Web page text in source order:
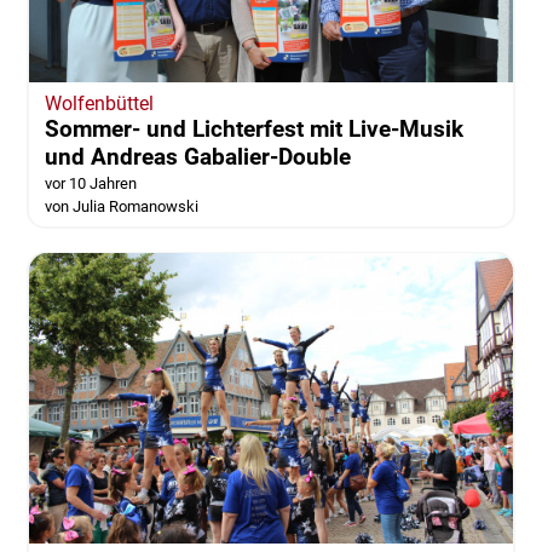
Wolfenbüttel
Sommer- und Lichterfest mit Live-Musik
und Andreas Gabalier-Double
vor 10 Jahren
von Julia Romanowski